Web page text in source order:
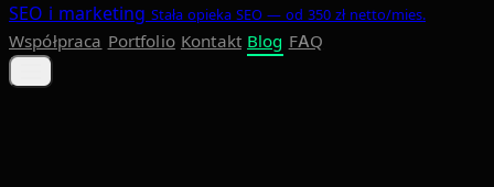
SEO i marketing Stała opieka SEO — od 350 zł netto/mies.
Współpraca Portfolio Kontakt Blog FAQ